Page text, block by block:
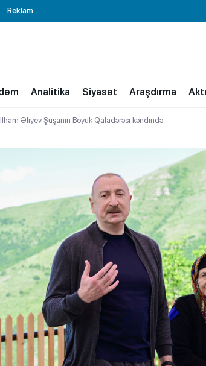
Reklam
Analitika Siyasət Araşdırma
İlham Əliyev Şuşanın Böyük Qaladərəsi kəndində